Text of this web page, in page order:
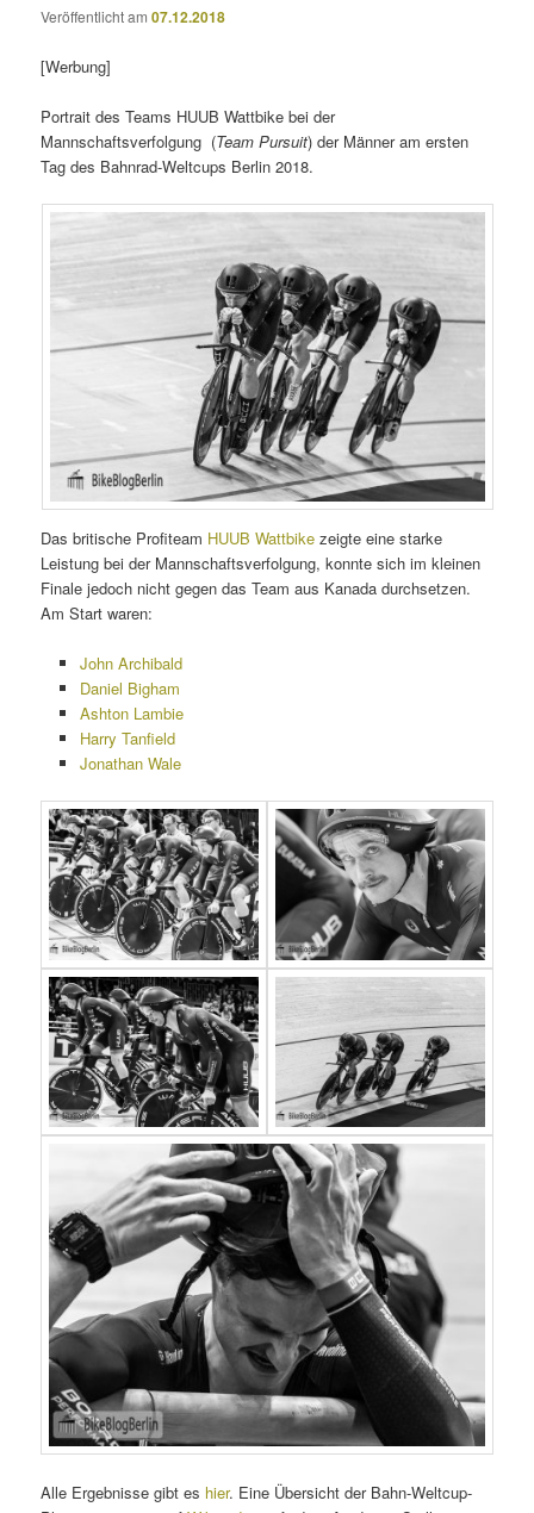
Veröffentlicht am07.12.2018
[Werbung]
Portrait des Teams HUUB Wattbike bei der
Mannschaftsverfolgung (Team Pursuit) der Männer am ersten
Tag des Bahnrad-Weltcups Berlin 2018.
Das britische Profiteam HUUB Wattbike zeigte eine starke
Leistung bei der Mannschaftsverfolgung, konnte sich im kleinen
Finale jedoch nicht gegen das Team aus Kanada durchsetzen.
Am Start waren:
John Archibald
Daniel Bigham
Ashton Lambie
Harry Tanfield
Jonathan Wale
Alle Ergebnisse gibt es hier. Eine Übersicht der Bahn-Weltcup-